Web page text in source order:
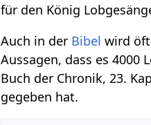
für den König
Auch in der Bibel wird
Aussagen, dass es 4000
Buch der Chronik, 23.
gegeben hat.